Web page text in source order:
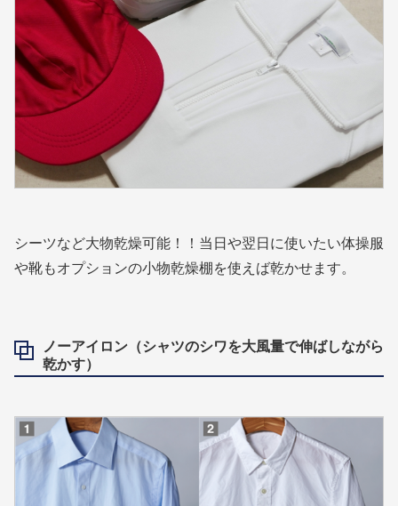
シーツなど大物乾燥可能！！当日や翌日に使いたい体操服
や靴もオプションの小物乾燥棚を使えば乾かせます。
ノーアイロン（シャツのシワを大風量で伸ばしながら
乾かす）